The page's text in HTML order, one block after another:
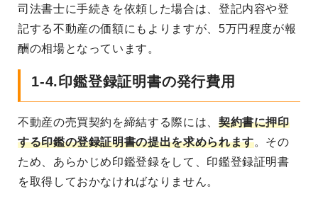
司法書士に手続きを依頼した場合は、登記内容や登
記する不動産の価額にもよりますが、5万円程度が報
酬の相場となっています。
1-4.印鑑登録証明書の発行費用
不動産の売買契約を締結する際には、 契約書に押印
する印鑑の登録証明書の提出を求められます。その
ため、あらかじめ印鑑登録をして、印鑑登録証明書
を取得しておかなければなりません。